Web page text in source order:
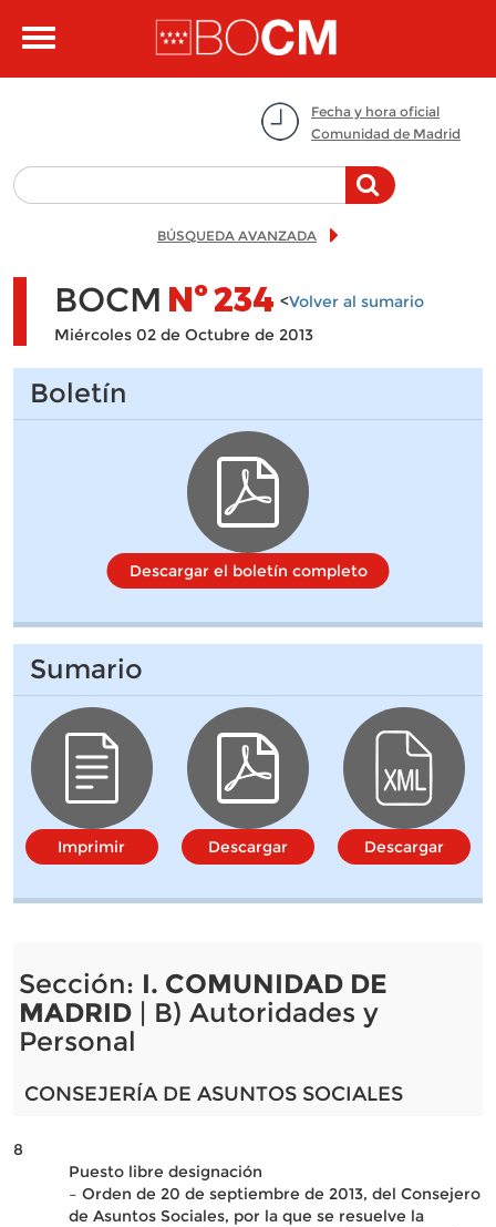
Toggle
Fecha y hora oficial
Comunidad de Madrid
BÚSQUEDA AVANZADA
BOCM Nº234 <Volver al sumario
Miércoles 02 de Octubre de 2013
Boletín
Descargar el boletín completo
Sumario
Imprimir Descargar Descargar
Sección: I. COMUNIDAD DE
MADRID| B) Autoridades y
Personal
CONSEJERÍA DE ASUNTOS SOCIALES
8
Puesto libre designación
– Orden de 20 de septiembre de 2013, del Consejero
de Asuntos Sociales, por la que se resuelve la